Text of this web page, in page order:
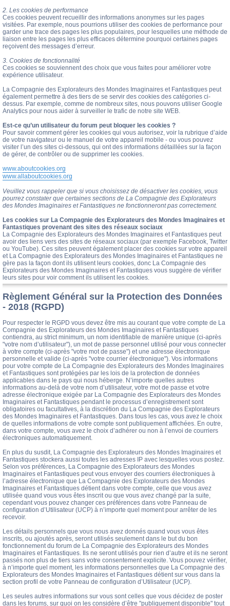
2. Les cookies de performance
Ces cookies peuvent recueillir des informations anonymes sur les pages
visitées. Par exemple, nous pourrions utiliser des cookies de performance pour
garder une trace des pages les plus populaires, pour lesquelles une méthode de
liaison entre les pages les plus efficaces détermine pourquoi certaines pages
reçoivent des messages d’erreur.
3. Cookies de fonctionnalité
Ces cookies se souviennent des choix que vous faites pour améliorer votre
expérience utilisateur.
La Compagnie des Explorateurs des Mondes Imaginaires et Fantastiques peut
également permettre à des tiers de se servir des cookies des catégories ci-
dessus. Par exemple, comme de nombreux sites, nous pouvons utiliser Google
Analytics pour nous aider à surveiller le trafic de notre site WEB.
Est-ce qu’un utilisateur du forum peut bloquer les cookies ?
Pour savoir comment gérer les cookies qui vous autorisez, voir la rubrique d’aide
de votre navigateur ou le manuel de votre appareil mobile - ou vous pouvez
visiter l’un des sites ci-dessous, qui ont des informations détaillées sur la façon
de gérer, de contrôler ou de supprimer les cookies.
www.aboutcookies.org
www.allaboutcookies.org
Veuillez vous rappeler que si vous choisissez de désactiver les cookies, vous
pourrez constater que certaines sections de La Compagnie des Explorateurs
des Mondes Imaginaires et Fantastiques ne fonctionneront pas correctement.
Les cookies sur La Compagnie des Explorateurs des Mondes Imaginaires et
Fantastiques provenant des sites des réseaux sociaux
La Compagnie des Explorateurs des Mondes Imaginaires et Fantastiques peut
avoir des liens vers des sites de réseaux sociaux (par exemple Facebook, Twitter
ou YouTube). Ces sites peuvent également placer des cookies sur votre appareil
et La Compagnie des Explorateurs des Mondes Imaginaires et Fantastiques ne
gère pas la façon dont ils utilisent leurs cookies, donc La Compagnie des
Explorateurs des Mondes Imaginaires et Fantastiques vous suggère de vérifier
leurs sites pour voir comment ils utilisent les cookies.
Règlement Général sur la Protection des Données
- 2018 (RGPD)
Pour respecter le RGPD vous devez être mis au courant que votre compte de La
Compagnie des Explorateurs des Mondes Imaginaires et Fantastiques
contiendra, au strict minimum, un nom identifiable de manière unique (ci-après
"votre nom d’utilisateur"), un mot de passe personnel utilisé pour vous connecter
à votre compte (ci-après "votre mot de passe") et une adresse électronique
personnelle et valide (ci-après "votre courrier électronique"). Vos informations
pour votre compte de La Compagnie des Explorateurs des Mondes Imaginaires
et Fantastiques sont protégées par les lois de la protection de données
applicables dans le pays qui nous héberge. N’importe quelles autres
informations au-delà de votre nom d’utilisateur, votre mot de passe et votre
adresse électronique exigée par La Compagnie des Explorateurs des Mondes
Imaginaires et Fantastiques pendant le processus d’enregistrement sont
obligatoires ou facultatives, à la discrétion du La Compagnie des Explorateurs
des Mondes Imaginaires et Fantastiques. Dans tous les cas, vous avez le choix
de quelles informations de votre compte sont publiquement affichées. En outre,
dans votre compte, vous avez le choix d’adhérer ou non à l’envoi de courriers
électroniques automatiquement.
En plus du susdit, La Compagnie des Explorateurs des Mondes Imaginaires et
Fantastiques stockera aussi toutes les adresses IP avec lesquelles vous postez.
Selon vos préférences, La Compagnie des Explorateurs des Mondes
Imaginaires et Fantastiques peut vous envoyer des courriers électroniques à
l’adresse électronique que La Compagnie des Explorateurs des Mondes
Imaginaires et Fantastiques détient dans votre compte, celle que vous avez
utilisée quand vous vous êtes inscrit ou que vous avez changé par la suite,
cependant vous pouvez changer ces préférences dans votre Panneau de
configuration d’Utilisateur (UCP) à n’importe quel moment pour arrêter de les
recevoir.
Les détails personnels que vous nous avez donnés quand vous vous êtes
inscrits, ou ajoutés après, seront utilisés seulement dans le but du bon
fonctionnement du forum de La Compagnie des Explorateurs des Mondes
Imaginaires et Fantastiques. Ils ne seront utilisés pour rien d’autre et ils ne seront
passés non plus de tiers sans votre consentement explicite. Vous pouvez vérifier,
à n’importe quel moment, les informations personnelles que La Compagnie des
Explorateurs des Mondes Imaginaires et Fantastiques détient sur vous dans la
section profil de votre Panneau de configuration d’Utilisateur (UCP).
Les seules autres informations sur vous sont celles que vous décidez de poster
dans les forums, sur quoi on les considère d’être "publiquement disponible" tout